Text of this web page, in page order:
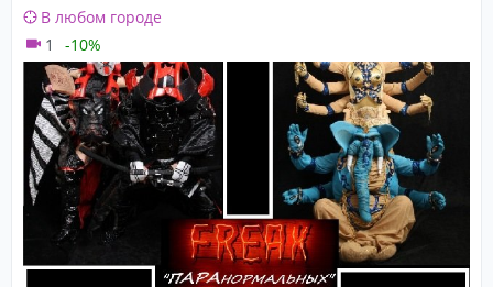
В любом городе
1
-10%